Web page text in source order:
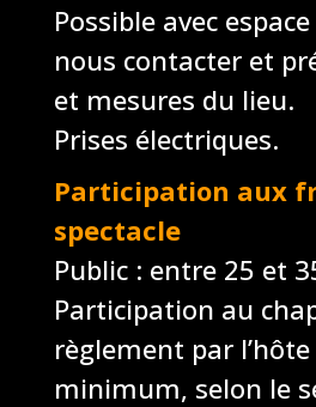
Possible avec
nous contacter et
et mesures du lieu.
Prises électriques.
Participation aux
spectacle
Public : entre 25 et
Participation au
règlement par
minimum, selon le